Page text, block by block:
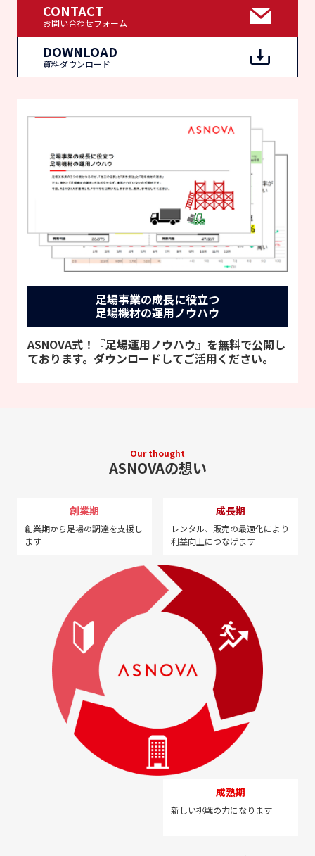
DOWNLOAD
資料ダウンロード
CONTACT
お問い合わせフォーム
足場事業の成長に役立つ
足場機材の運用ノウハウ
ASNOVA式！『足場運用ノウハウ』を無料で公開し
ております。ダウンロードしてご活用ください。
Our thought
ASNOVAの想い
創業期
創業期から足場の調達を支援し
ます
成長期
レンタル、販売の最適化により
利益向上につなげます
成熟期
新しい挑戦の力になります